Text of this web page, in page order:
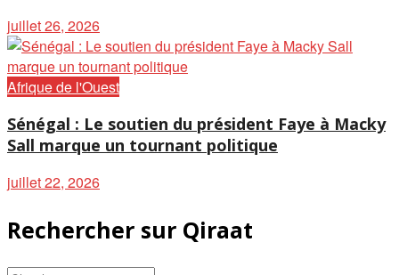
juillet 26, 2026
Afrique de l'Ouest
Sénégal : Le soutien du président Faye à Macky
Sall marque un tournant politique
juillet 22, 2026
Rechercher sur Qiraat